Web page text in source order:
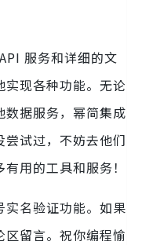
服务和详细的文
现各种功能。无论
据服务，幂简集成
试过，不妨去他们
用的工具和服务！
实名验证功能。如果
留言。祝你编程愉